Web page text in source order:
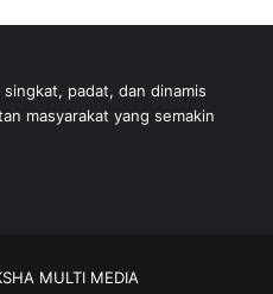
padat, dan dinamis
masyarakat yang semakin
MULTI MEDIA